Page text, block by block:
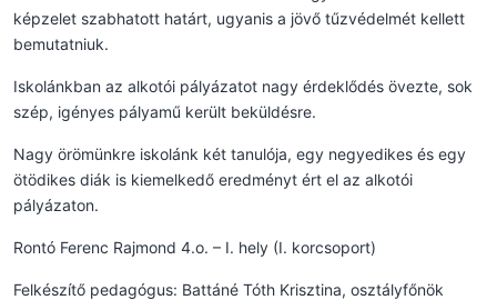
képzelet szabhatott határt, ugyanis a jövő tűzvédelmét kellett
bemutatniuk.
Iskolánkban az alkotói pályázatot nagy érdeklődés övezte, sok
szép, igényes pályamű került beküldésre.
Nagy örömünkre iskolánk két tanulója, egy negyedikes és egy
ötödikes diák is kiemelkedő eredményt ért el az alkotói
pályázaton.
Rontó Ferenc Rajmond 4.o. – I. hely (I. korcsoport)
Felkészítő pedagógus: Battáné Tóth Krisztina, osztályfőnök